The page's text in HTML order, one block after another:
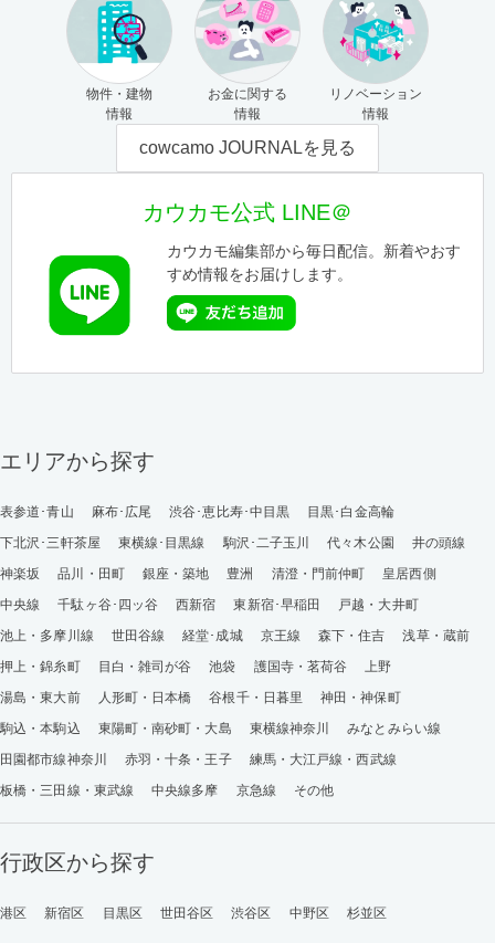
物件・建物
情報
お金に関する
情報
リノベーション
情報
cowcamo JOURNALを見る
カウカモ公式 LINE＠
カウカモ編集部から毎日配信。新着やおす
すめ情報をお届けします。
エリアから探す
表参道･青山 麻布･広尾 渋谷･恵比寿･中目黒
目黒･白金高輪
下北沢･三軒茶屋
東横線･目黒線 駒沢･二子玉川 代々木公園
井の頭線
神楽坂
品川・田町 銀座・築地 豊洲 清澄・門前仲町
皇居西側
中央線
千駄ヶ谷･四ッ谷 西新宿 東新宿･早稲田
戸越・大井町
池上・多摩川線
世田谷線 経堂･成城 京王線 森下・住吉
浅草・蔵前
押上・錦糸町
目白・雑司が谷 池袋 護国寺・茗荷谷
上野
湯島・東大前
人形町・日本橋 谷根千・日暮里
神田・神保町
駒込・本駒込
東陽町・南砂町・大島 東横線神奈川
みなとみらい線
田園都市線神奈川
赤羽・十条・王子
練馬・大江戸線・西武線
板橋・三田線・東武線
中央線多摩 京急線 その他
行政区から探す
港区 新宿区 目黒区 世田谷区 渋谷区 中野区 杉並区